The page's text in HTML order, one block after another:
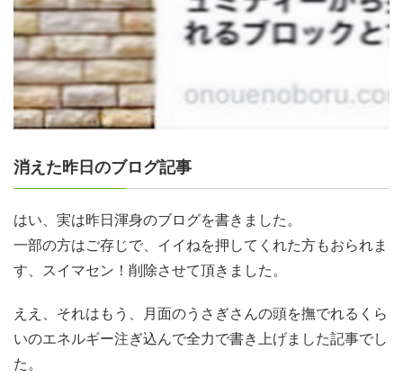
消えた昨日のブログ記事
はい、実は昨日渾身のブログを書きました。
一部の方はご存じで、イイねを押してくれた方もおられま
す、スイマセン！削除させて頂きました。
ええ、それはもう、月面のうさぎさんの頭を撫でれるくら
いのエネルギー注ぎ込んで全力で書き上げました記事でし
た。